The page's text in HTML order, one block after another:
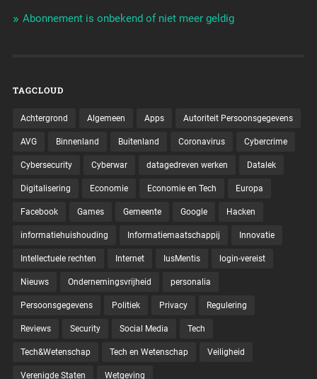
Abonnement is onbekend of niet meer geldig
TAGCLOUD
Achtergrond Algemeen Apps Autoriteit Persoonsgegevens
AVG Binnenland Buitenland Coronavirus Cybercrime
Cybersecurity Cyberwar datagedreven werken Datalek
Digitalisering Economie Economie en Tech Europa
Facebook Games Gemeente Google Hacken
informatiehuishouding Informatiemaatschappij Innovatie
Intellectuele rechten Internet IusMentis login-vereist
Nieuws Ondernemingsvrijheid personalia
Persoonsgegevens Politiek Privacy Regulering
Reviews Security Social Media Tech
Tech&Wetenschap Tech en Wetenschap Veiligheid
Verenigde Staten Wetgeving